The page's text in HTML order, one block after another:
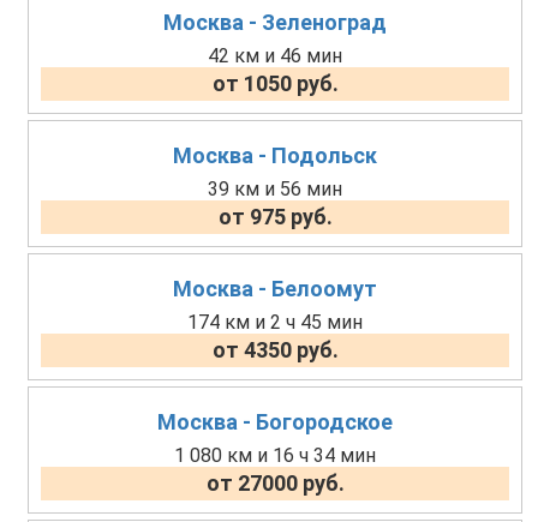
Москва - Зеленоград
42 км и 46 мин
от 1050 руб.
Москва - Подольск
39 км и 56 мин
от 975 руб.
Москва - Белоомут
174 км и 2 ч 45 мин
от 4350 руб.
Москва - Богородское
1 080 км и 16 ч 34 мин
от 27000 руб.